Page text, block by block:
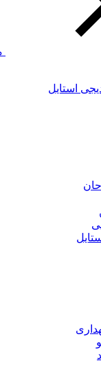
استایل